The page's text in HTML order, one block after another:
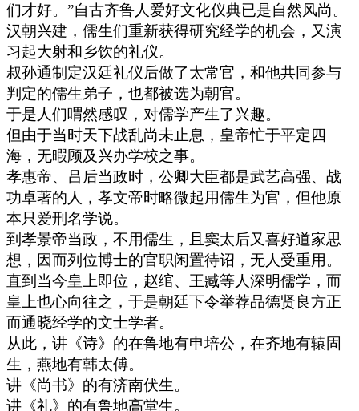
们才好。”自古齐鲁人爱好文化仪典已是自然风尚。
汉朝兴建，儒生们重新获得研究经学的机会，又演
习起大射和乡饮的礼仪。
叔孙通制定汉廷礼仪后做了太常官，和他共同参与
判定的儒生弟子，也都被选为朝官。
于是人们喟然感叹，对儒学产生了兴趣。
但由于当时天下战乱尚未止息，皇帝忙于平定四
海，无暇顾及兴办学校之事。
孝惠帝、吕后当政时，公卿大臣都是武艺高强、战
功卓著的人，孝文帝时略微起用儒生为官，但他原
本只爱刑名学说。
到孝景帝当政，不用儒生，且窦太后又喜好道家思
想，因而列位博士的官职闲置待诏，无人受重用。
直到当今皇上即位，赵绾、王臧等人深明儒学，而
皇上也心向往之，于是朝廷下令举荐品德贤良方正
而通晓经学的文士学者。
从此，讲《诗》的在鲁地有申培公，在齐地有辕固
生，燕地有韩太傅。
讲《尚书》的有济南伏生。
讲《礼》的有鲁地高堂生。